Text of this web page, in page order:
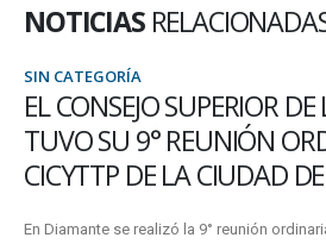
NOTICIAS
SIN CATEGORÍA
EL CONSEJO SUPERIOR
TUVO SU 9° REUNIÓN
CICYTTP DE LA CIUDAD
En Diamante se realizó la 9° reunión